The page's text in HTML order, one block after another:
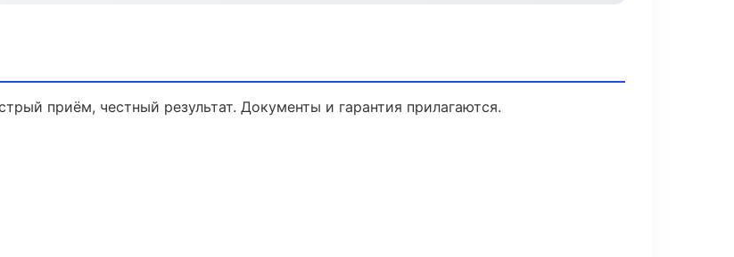
приём, честный результат. Документы и гарантия прилагаются.